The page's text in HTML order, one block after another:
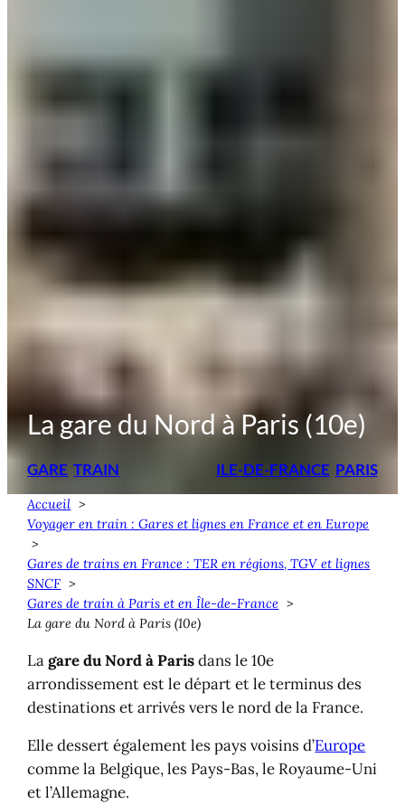
La gare du Nord à Paris (10e)
GARE TRAIN ILE-DE-FRANCE PARIS
Accueil
Voyager en train : Gares et lignes en France et en Europe
Gares de trains en France : TER en régions, TGV et lignes
SNCF
Gares de train à Paris et en Île-de-France
La gare du Nord à Paris (10e)
Lagare du Nord à Parisdans le 10e
arrondissement est le départ et le terminus des
destinations et arrivés vers le nord de la France.
Elle dessert également les pays voisins d’Europe
comme la Belgique, les Pays-Bas, le Royaume-Uni
et l’Allemagne.